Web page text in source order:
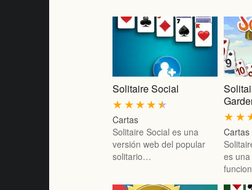
Solitaire Social
★
★
★
★
★
Cartas
Solitaire Social es una
versión web del popular
solitario…
★
★
Cartas
es